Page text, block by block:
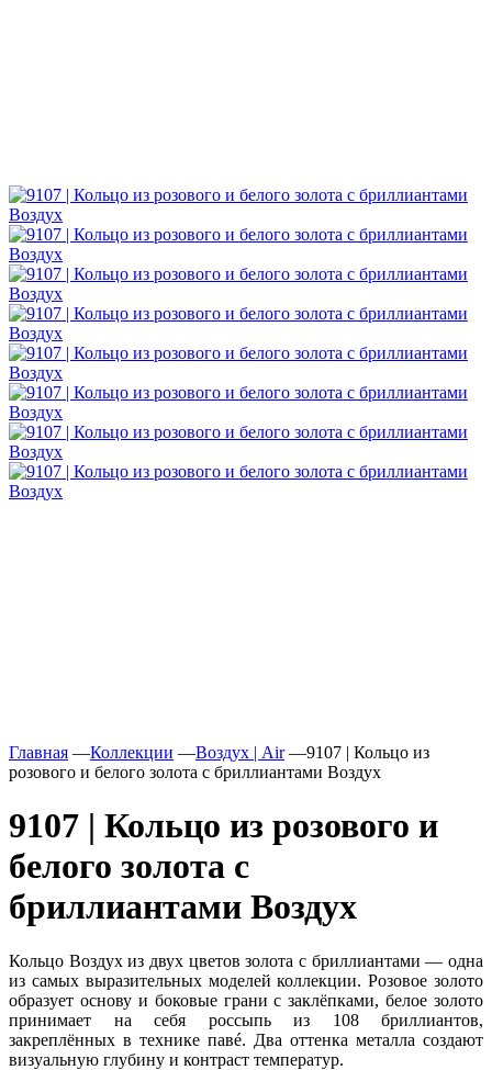
Главная —Коллекции —Воздух | Air —9107 | Кольцо из
розового и белого золота с бриллиантами Воздух
9107 | Кольцо из розового и
белого золота с
бриллиантами Воздух
Кольцо Воздух из двух цветов золота с бриллиантами — одна
из самых выразительных моделей коллекции. Розовое золото
образует основу и боковые грани с заклёпками, белое золото
принимает на себя россыпь из 108 бриллиантов,
закреплённых в технике павé. Два оттенка металла создают
визуальную глубину и контраст температур.